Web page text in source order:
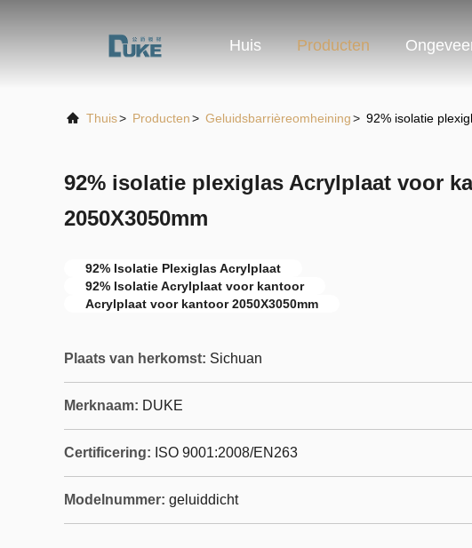
Huis Producten
Thuis> Producten> Geluidsbarrièreomheining> 92% isolatie
92% isolatie plexiglas Acrylplaat voor
2050X3050mm
92% Isolatie Plexiglas Acrylplaat
92% Isolatie Acrylplaat voor kantoor
Acrylplaat voor kantoor 2050X3050mm
Plaats van herkomst: Sichuan
Merknaam: DUKE
Certificering: ISO 9001:2008/EN263
Modelnummer: geluiddicht